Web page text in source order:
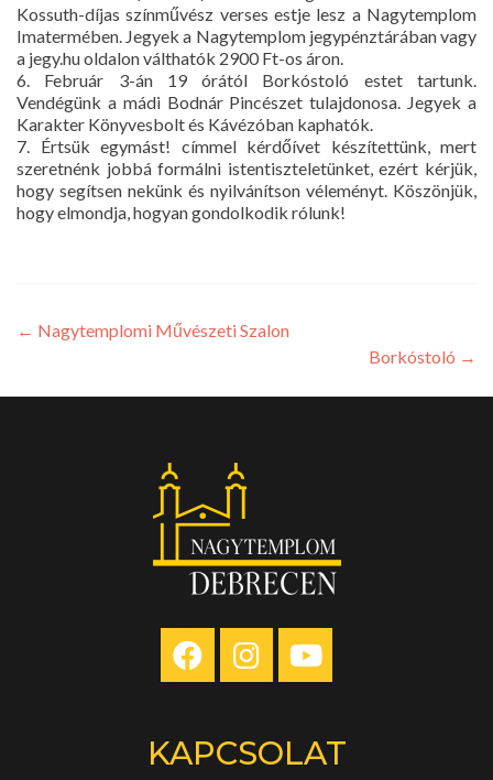
Kossuth-díjas színművész verses estje lesz a Nagytemplom
Imatermében. Jegyek a Nagytemplom jegypénztárában vagy
a jegy.hu oldalon válthatók 2900 Ft-os áron.
6. Február 3-án 19 órától Borkóstoló estet tartunk.
Vendégünk a mádi Bodnár Pincészet tulajdonosa. Jegyek a
Karakter Könyvesbolt és Kávézóban kaphatók.
7. Értsük egymást! címmel kérdőívet készítettünk, mert
szeretnénk jobbá formálni istentiszteletünket, ezért kérjük,
hogy segítsen nekünk és nyilvánítson véleményt. Köszönjük,
hogy elmondja, hogyan gondolkodik rólunk!
← Nagytemplomi Művészeti Szalon
Borkóstoló →
KAPCSOLAT